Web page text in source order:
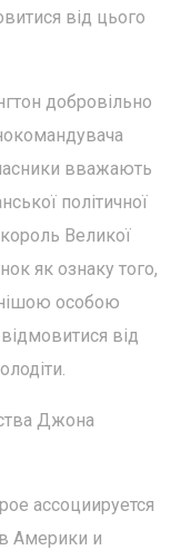
від цього
добровільно
вважають
політичної
Великої
як ознаку того,
особою
від
Джона
ассоциируется
Америки и